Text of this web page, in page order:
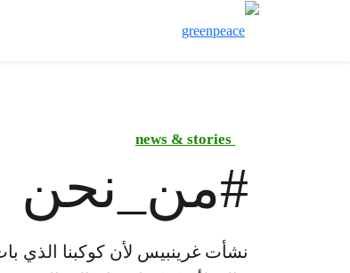
#من_نحن
نشأت غرينبيس لأن كوكبنا الذي